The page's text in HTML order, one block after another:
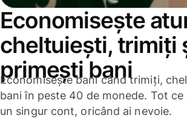
Economisește
cheltuiești, trimiți
primești bani
Economisește bani când trimiți,
bani în peste 40 de monede. Tot
un singur cont, oricând ai nevoie.